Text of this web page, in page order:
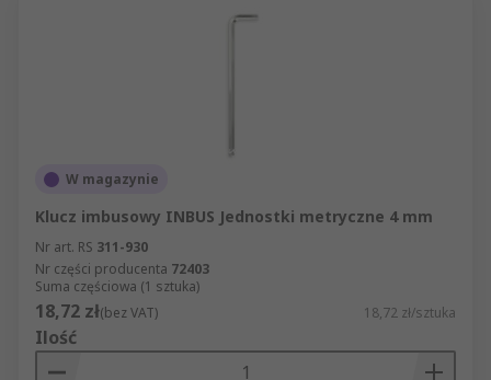
W magazynie
Klucz imbusowy INBUS Jednostki metryczne 4 mm
Nr art. RS 311-930
Nr części producenta 72403
Suma częściowa (1 sztuka)
18,72 zł(bez VAT) 18,72 zł/sztuka
Ilość